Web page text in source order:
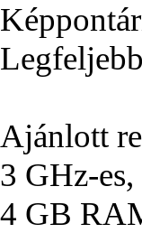
Ajánlott
3 GHz-
4 GB